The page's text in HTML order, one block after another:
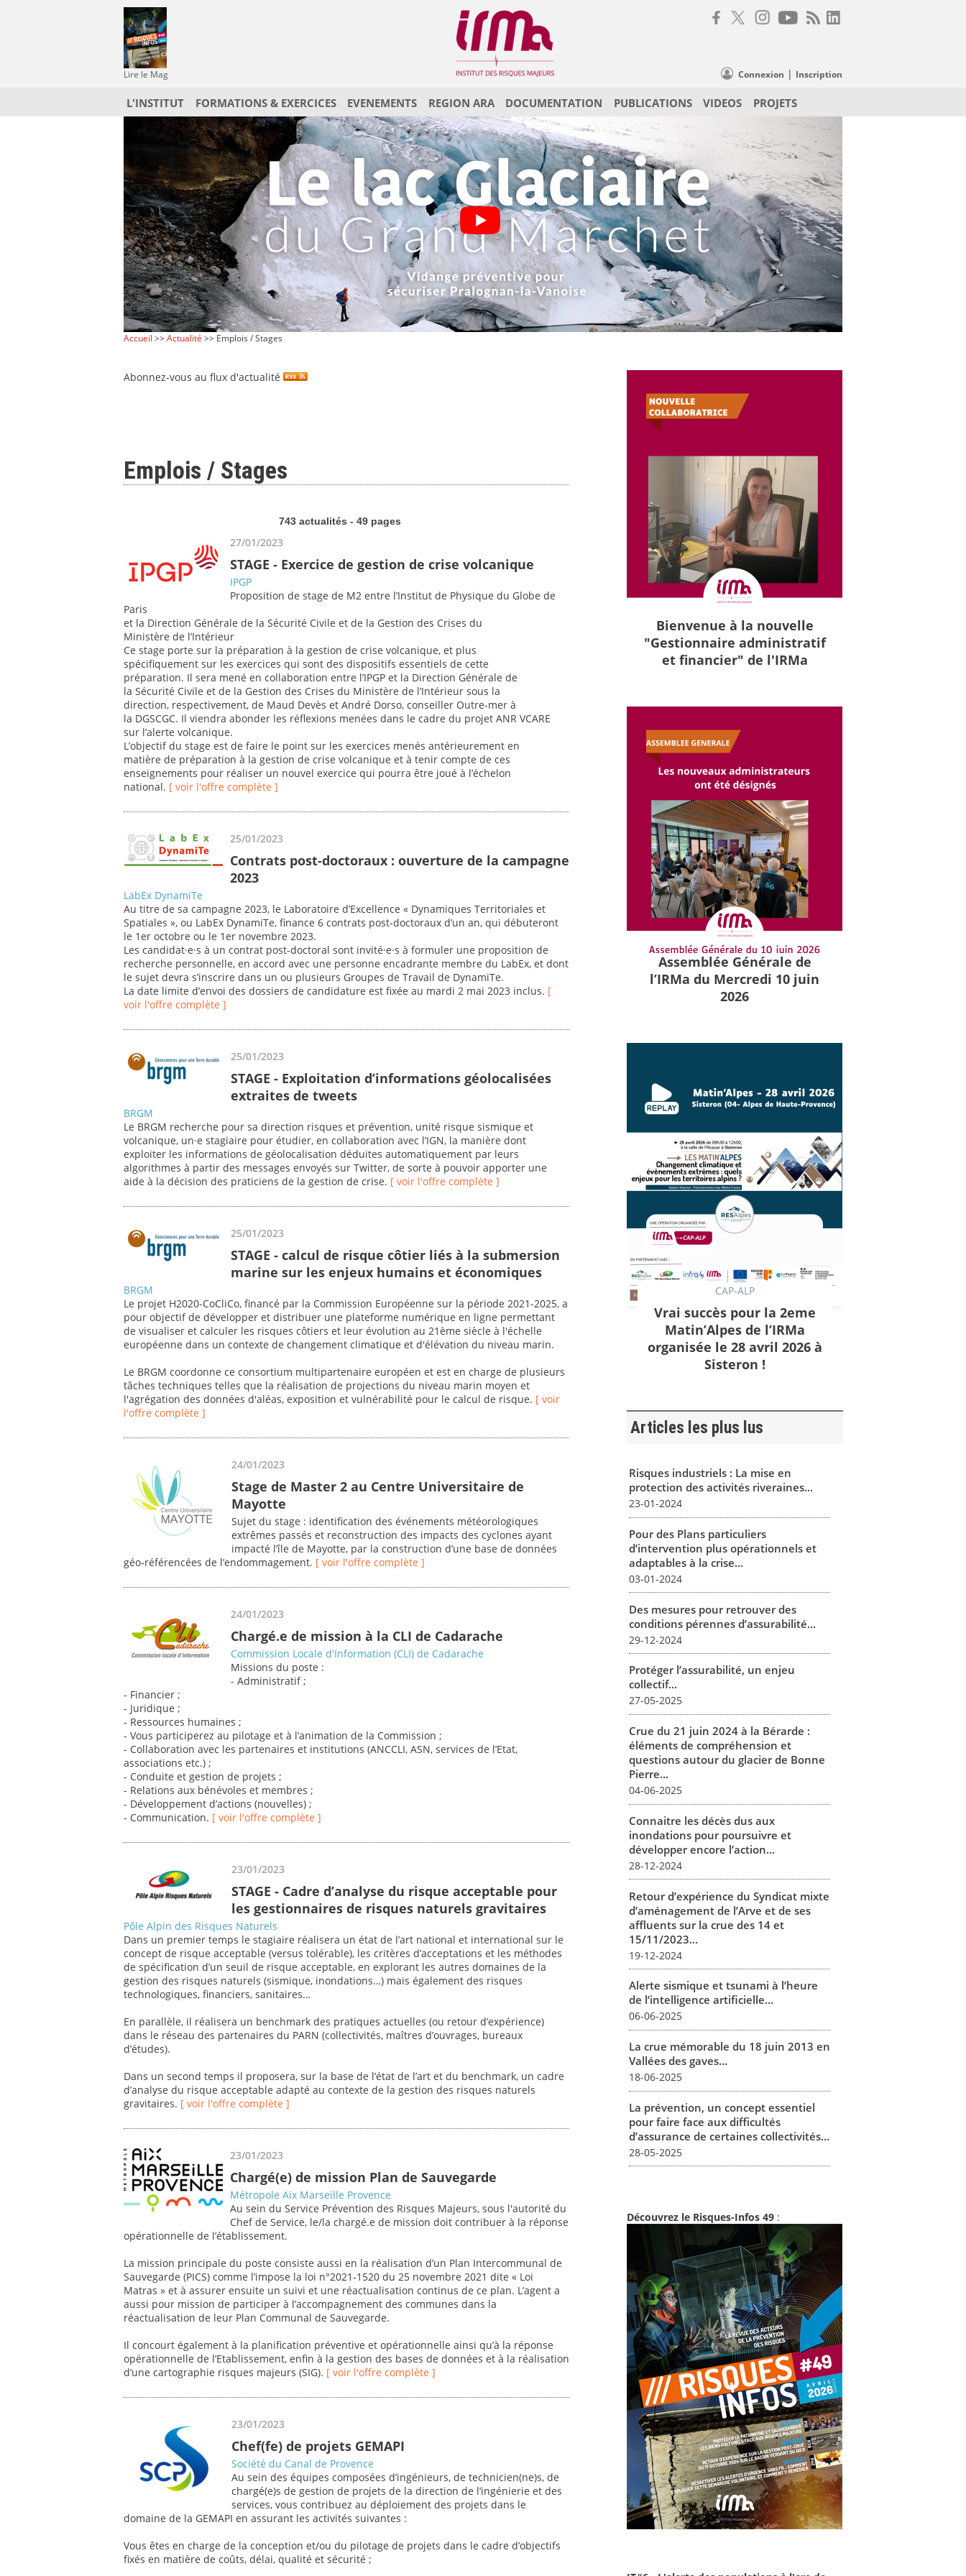
Lire le Mag Connexion | Inscription
L'INSTITUT FORMATIONS & EXERCICES EVENEMENTS REGION ARA DOCUMENTATION PUBLICATIONS VIDEOS PROJETS
Accueil >>Actualité >> Emplois / Stages
Abonnez-vous au flux d'actualité
Emplois / Stages
743 actualités - 49 pages
27/01/2023
STAGE - Exercice de gestion de crise volcanique
IPGP
Proposition de stage de M2 entre l’Institut de Physique du Globe de
Paris
et la Direction Générale de la Sécurité Civile et de la Gestion des Crises du
Ministère de l’Intérieur
Ce stage porte sur la préparation à la gestion de crise volcanique, et plus
spécifiquement sur les exercices qui sont des dispositifs essentiels de cette
préparation. Il sera mené en collaboration entre l’IPGP et la Direction Générale de
la Sécurité Civile et de la Gestion des Crises du Ministère de l’Intérieur sous la
direction, respectivement, de Maud Devès et André Dorso, conseiller Outre-mer à
la DGSCGC. Il viendra abonder les réflexions menées dans le cadre du projet ANR VCARE
sur l’alerte volcanique.
L’objectif du stage est de faire le point sur les exercices menés antérieurement en
matière de préparation à la gestion de crise volcanique et à tenir compte de ces
enseignements pour réaliser un nouvel exercice qui pourra être joué à l’échelon
national. [ voir l'offre complète ]
25/01/2023
Contrats post-doctoraux : ouverture de la campagne
2023
LabEx DynamiTe
Au titre de sa campagne 2023, le Laboratoire d’Excellence « Dynamiques Territoriales et
Spatiales », ou LabEx DynamiTe, finance 6 contrats post-doctoraux d’un an, qui débuteront
le 1er octobre ou le 1er novembre 2023.
Les candidat·e·s à un contrat post-doctoral sont invité·e·s à formuler une proposition de
recherche personnelle, en accord avec une personne encadrante membre du LabEx, et dont
le sujet devra s’inscrire dans un ou plusieurs Groupes de Travail de DynamiTe.
La date limite d’envoi des dossiers de candidature est fixée au mardi 2 mai 2023 inclus. [
voir l'offre complète ]
25/01/2023
STAGE - Exploitation d’informations géolocalisées
extraites de tweets
BRGM
Le BRGM recherche pour sa direction risques et prévention, unité risque sismique et
volcanique, un·e stagiaire pour étudier, en collaboration avec l’IGN, la manière dont
exploiter les informations de géolocalisation déduites automatiquement par leurs
algorithmes à partir des messages envoyés sur Twitter, de sorte à pouvoir apporter une
aide à la décision des praticiens de la gestion de crise. [ voir l'offre complète ]
25/01/2023
STAGE - calcul de risque côtier liés à la submersion
marine sur les enjeux humains et économiques
BRGM
Le projet H2020-CoCliCo, financé par la Commission Européenne sur la période 2021-2025, a
pour objectif de développer et distribuer une plateforme numérique en ligne permettant
de visualiser et calculer les risques côtiers et leur évolution au 21ème siècle à l'échelle
européenne dans un contexte de changement climatique et d'élévation du niveau marin.
Le BRGM coordonne ce consortium multipartenaire européen et est en charge de plusieurs
tâches techniques telles que la réalisation de projections du niveau marin moyen et
l'agrégation des données d'aléas, exposition et vulnérabilité pour le calcul de risque. [ voir
l'offre complète ]
24/01/2023
Stage de Master 2 au Centre Universitaire de
Mayotte
Sujet du stage : identification des événements météorologiques
extrêmes passés et reconstruction des impacts des cyclones ayant
impacté l’île de Mayotte, par la construction d’une base de données
géo‐référencées de l’endommagement. [ voir l'offre complète ]
24/01/2023
Chargé.e de mission à la CLI de Cadarache
Commission Locale d'Information (CLI) de Cadarache
Missions du poste :
- Administratif ;
- Financier ;
- Juridique ;
- Ressources humaines ;
- Vous participerez au pilotage et à l’animation de la Commission ;
- Collaboration avec les partenaires et institutions (ANCCLI, ASN, services de l’Etat,
associations etc.) ;
- Conduite et gestion de projets ;
- Relations aux bénévoles et membres ;
- Développement d’actions (nouvelles) ;
- Communication. [ voir l'offre complète ]
23/01/2023
STAGE - Cadre d’analyse du risque acceptable pour
les gestionnaires de risques naturels gravitaires
Pôle Alpin des Risques Naturels
Dans un premier temps le stagiaire réalisera un état de l’art national et international sur le
concept de risque acceptable (versus tolérable), les critères d’acceptations et les méthodes
de spécification d’un seuil de risque acceptable, en explorant les autres domaines de la
gestion des risques naturels (sismique, inondations…) mais également des risques
technologiques, financiers, sanitaires…
En parallèle, il réalisera un benchmark des pratiques actuelles (ou retour d’expérience)
dans le réseau des partenaires du PARN (collectivités, maîtres d’ouvrages, bureaux
d’études).
Dans un second temps il proposera, sur la base de l’état de l’art et du benchmark, un cadre
d’analyse du risque acceptable adapté au contexte de la gestion des risques naturels
gravitaires. [ voir l'offre complète ]
23/01/2023
Chargé(e) de mission Plan de Sauvegarde
Métropole Aix Marseille Provence
Au sein du Service Prévention des Risques Majeurs, sous l'autorité du
Chef de Service, le/la chargé.e de mission doit contribuer à la réponse
opérationnelle de l’établissement.
La mission principale du poste consiste aussi en la réalisation d’un Plan Intercommunal de
Sauvegarde (PICS) comme l’impose la loi n°2021-1520 du 25 novembre 2021 dite « Loi
Matras » et à assurer ensuite un suivi et une réactualisation continus de ce plan. L’agent a
aussi pour mission de participer à l’accompagnement des communes dans la
réactualisation de leur Plan Communal de Sauvegarde.
Il concourt également à la planification préventive et opérationnelle ainsi qu’à la réponse
opérationnelle de l’Etablissement, enfin à la gestion des bases de données et à la réalisation
d’une cartographie risques majeurs (SIG). [ voir l'offre complète ]
23/01/2023
Chef(fe) de projets GEMAPI
Société du Canal de Provence
Au sein des équipes composées d’ingénieurs, de technicien(ne)s, de
chargé(e)s de gestion de projets de la direction de l’ingénierie et des
services, vous contribuez au déploiement des projets dans le
domaine de la GEMAPI en assurant les activités suivantes :
Vous êtes en charge de la conception et/ou du pilotage de projets dans le cadre d’objectifs
fixés en matière de coûts, délai, qualité et sécurité ;
Bienvenue à la nouvelle
"Gestionnaire administratif
et financier" de l'IRMa
Assemblée Générale de
l’IRMa du Mercredi 10 juin
2026
CAP-ALP
Vrai succès pour la 2eme
Matin’Alpes de l’IRMa
organisée le 28 avril 2026 à
Sisteron !
Articles les plus lus
Risques industriels : La mise en
protection des activités riveraines...
23-01-2024
Pour des Plans particuliers
d’intervention plus opérationnels et
adaptables à la crise...
03-01-2024
Des mesures pour retrouver des
conditions pérennes d’assurabilité...
29-12-2024
Protéger l’assurabilité, un enjeu
collectif...
27-05-2025
Crue du 21 juin 2024 à la Bérarde :
éléments de compréhension et
questions autour du glacier de Bonne
Pierre...
04-06-2025
Connaitre les décès dus aux
inondations pour poursuivre et
développer encore l’action...
28-12-2024
Retour d’expérience du Syndicat mixte
d’aménagement de l’Arve et de ses
affluents sur la crue des 14 et
15/11/2023...
19-12-2024
Alerte sismique et tsunami à l’heure
de l’intelligence artificielle...
06-06-2025
La crue mémorable du 18 juin 2013 en
Vallées des gaves...
18-06-2025
La prévention, un concept essentiel
pour faire face aux difficultés
d’assurance de certaines collectivités...
28-05-2025
Découvrez le Risques-Infos 49 :